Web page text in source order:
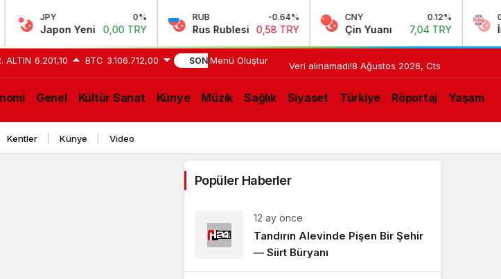
JPY
Japon Yeni 0,00 TRY
RUB -0.64%
Rus Rublesi 0,58 TRY
CNY 0.12%
Çin Yuanı 7,04 TRY
GBP
ALTIN 6.201,10 BTC 3.106.712,00 SON 18:33 DEMOKRASİSİZ
ÇIKMAZI
Menü Oluştur
Veri alınamadı!8 Ağustos 2026, Cts
Genel Kültür Sanat Künye Müzik Sağlık Siyaset Türkiye Röportaj Yaşam
Kentler Künye Video
Popüler Haberler
12 ay önce
Tandırın Alevinde Pişen Bir Şehir
— Siirt Büryanı